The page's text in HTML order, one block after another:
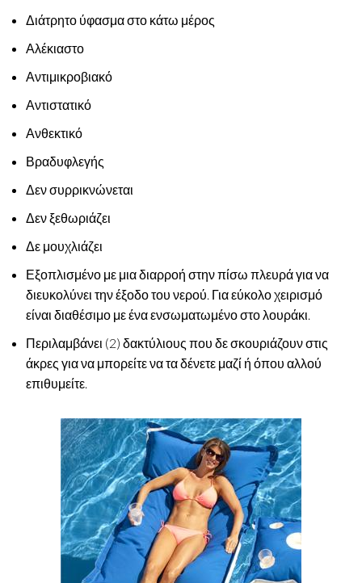
Διάτρητο ύφασμα στο κάτω μέρος
Αλέκιαστο
Αντιμικροβιακό
Αντιστατικό
Ανθεκτικό
Βραδυφλεγής
Δεν συρρικνώνεται
Δεν ξεθωριάζει
Δε μουχλιάζει
Εξοπλισμένο με μια διαρροή στην πίσω πλευρά για να
διευκολύνει την έξοδο του νερού. Για εύκολο χειρισμό
είναι διαθέσιμο με ένα ενσωματωμένο στο λουράκι.
Περιλαμβάνει (2) δακτύλιους που δε σκουριάζουν στις
άκρες για να μπορείτε να τα δένετε μαζί ή όπου αλλού
επιθυμείτε.